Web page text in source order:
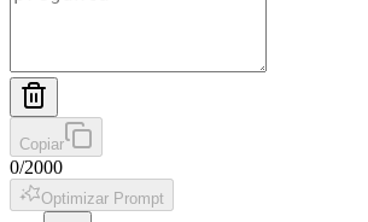
Copiar
0/2000
Optimizar Prompt